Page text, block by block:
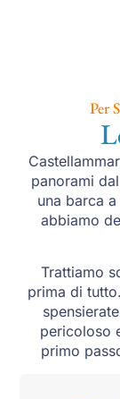
Per
panorami
una barca
abbiamo
Trattiamo
prima di
pericoloso
primo